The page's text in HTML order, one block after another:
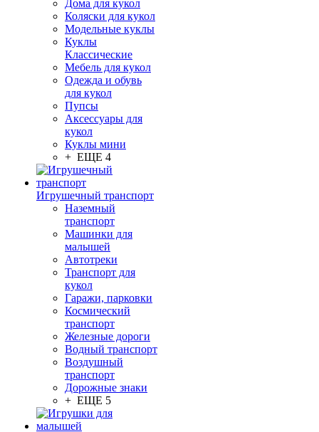
Дома для кукол
Коляски для кукол
Модельные куклы
Куклы
Классические
Мебель для кукол
Одежда и обувь
для кукол
Пупсы
Аксессуары для
кукол
Куклы мини
+ ЕЩЕ 4
Игрушечный транспорт
Наземный
транспорт
Машинки для
малышей
Автотреки
Транспорт для
кукол
Гаражи, парковки
Космический
транспорт
Железные дороги
Водный транспорт
Воздушный
транспорт
Дорожные знаки
+ ЕЩЕ 5